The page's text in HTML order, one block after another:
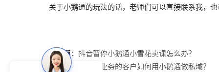
关于小鹅通的玩法的话，老师们可以直接联系我，
上一篇： 抖音暂停小鹅通小雪花卖课怎么办？
下一篇：
做中医业务的客户如何用小鹅通做私域？